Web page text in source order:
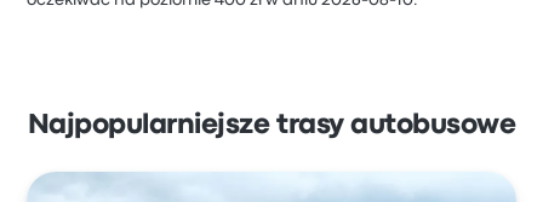
Najpopularniejsze trasy autobusowe